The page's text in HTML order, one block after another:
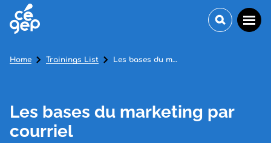
Les bases du marketing par
courriel
Home Trainings List Les bases du marketing par courriel